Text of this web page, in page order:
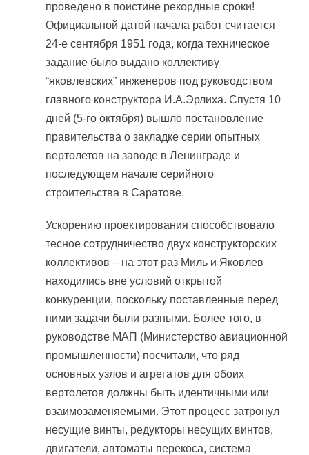
проведено в поистине рекордные сроки!
Официальной датой начала работ считается
24-е сентября 1951 года, когда техническое
задание было выдано коллективу
“яковлевских” инженеров под руководством
главного конструктора И.А.Эрлиха. Спустя 10
дней (5-го октября) вышло постановление
правительства о закладке серии опытных
вертолетов на заводе в Ленинграде и
последующем начале серийного
строительства в Саратове.
Ускорению проектирования способствовало
тесное сотрудничество двух конструкторских
коллективов – на этот раз Миль и Яковлев
находились вне условий открытой
конкуренции, поскольку поставленные перед
ними задачи были разными. Более того, в
руководстве МАП (Министерство авиационной
промышленности) посчитали, что ряд
основных узлов и агрегатов для обоих
вертолетов должны быть идентичными или
взаимозаменяемыми. Этот процесс затронул
несущие винты, редукторы несущих винтов,
двигатели, автоматы перекоса, система